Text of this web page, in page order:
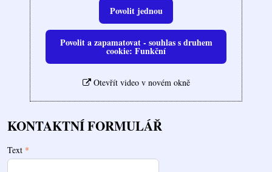
Povolit jednou
Povolit a zapamatovat - souhlas s druhem
cookie: Funkční
Otevřít video v novém okně
KONTAKTNÍ FORMULÁŘ
Text *